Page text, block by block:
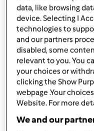
PER I FLAN
300gcavolo
300gcavolo
200 gricotta
100gParmigiano
4uova
50gburro
PER LA SALSA
400g panna
data, like browsing
device. Selecting I
technologies to
and our partners
disabled, some
relevant to you. You
your choices or
clicking the Show
webpage .Your
Website. For more
We and our